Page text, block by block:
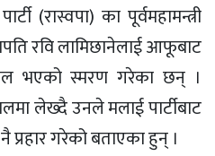
(रास्वपा) का पूर्वमहामन्त्री
रवि लामिछानेलाई आफूबाट
खेल भएको स्मरण गरेका छन् ।
लेख्दै उनले मलाई पार्टीबाट
प्रहार गरेको बताएका हुन् ।